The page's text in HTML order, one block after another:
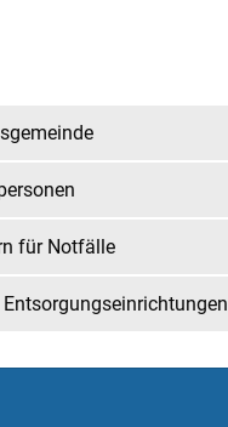
für Notfälle
Entsorgungseinrichtungen